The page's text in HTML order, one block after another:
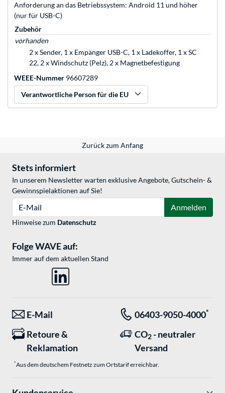
Anforderung an das Betriebssystem: Android 11 und höher
(nur für USB-C)
Zubehör
vorhanden
2 x Sender, 1 x Empänger USB-C, 1 x Ladekoffer, 1 x SC
22, 2 x Windschutz (Pelz), 2 x Magnetbefestigung
WEEE-Nummer 96607289
Verantwortliche Person für die EU
Zurück zum Anfang
Stets informiert
In unserem Newsletter warten exklusive Angebote, Gutschein- &
Gewinnspielaktionen auf Sie!
Anmelden
Hinweise zum Datenschutz
Folge WAVE auf:
Immer auf dem aktuellen Stand
E-Mail 06403-9050-4000*
Retoure &
Reklamation
CO2 - neutraler
Versand
*Aus dem deutschem Festnetz zum Ortstarif erreichbar.